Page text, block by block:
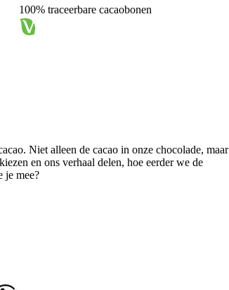
100% traceerbare cacaobonen
Niet alleen de cacao in onze chocolade, maar
en ons verhaal delen, hoe eerder we de
je mee?